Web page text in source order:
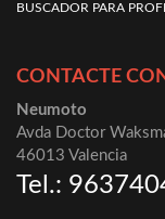
BUSCADOR PARA
CONTACTE
Neumoto
Avda Doctor
46013 Valencia
Tel.: